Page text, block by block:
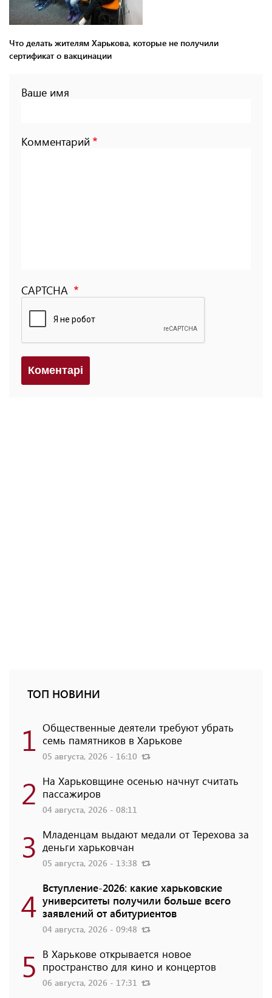
Что делать жителям Харькова, которые не получили
сертификат о вакцинации
Ваше имя
Комментарий
CAPTCHA
Коментарi
ТОП НОВИНИ
1 Общественные деятели требуют убрать
семь памятников в Харькове
05 августа, 2026 - 16:10
2 На Харьковщине осенью начнут считать
пассажиров
04 августа, 2026 - 08:11
3 Младенцам выдают медали от Терехова за
деньги харьковчан
05 августа, 2026 - 13:38
4 Вступление-2026: какие харьковские
университеты получили больше всего
заявлений от абитуриентов
04 августа, 2026 - 09:48
5 В Харькове открывается новое
пространство для кино и концертов
06 августа, 2026 - 17:31